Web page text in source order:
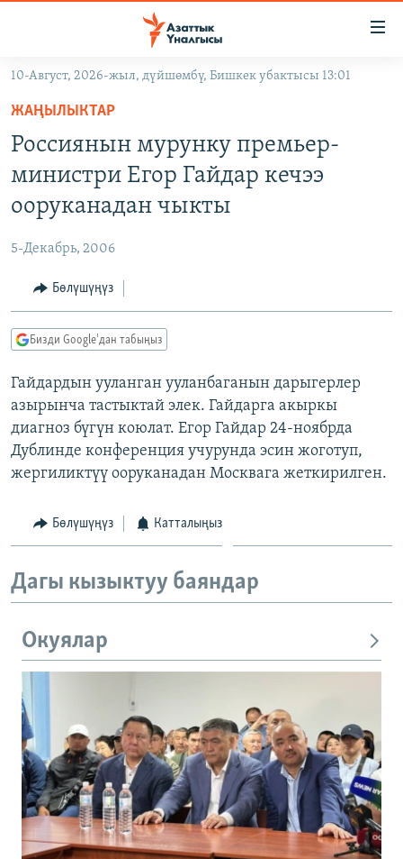
Навигацияга
өтүңүз
Издөөгө
салыңыз
МАДАНИЯТ
ТВ ПРОГРАММАЛАР
БҮГҮН АЗАТТЫКТА
ДАНИСТЕ
ЭЖЕ-СИҢДИЛЕР
АЗАТТЫК+
ЫҢГАЙСЫЗ СУРООЛОР
ПОДКАСТ
ОНЛАЙН ШЕРИНЕ
ЭЕ/АРнун бардык сайттары
10-Август, 2026-жыл, дүйшөмбү, Бишкек убактысы 13:01
ЖАҢЫЛЫКТАР
Россиянын мурунку премьер-
министри Егор Гайдар кечээ
ооруканадан чыкты
5-Декабрь, 2006
Бөлүшүңүз
Бизди Google'дан табыңыз
Гайдардын ууланган ууланбаганын дарыгерлер
азырынча тастыктай элек. Гайдарга акыркы
диагноз бүгүн коюлат. Егор Гайдар 24-ноябрда
Дублинде конференция учурунда эсин жоготуп,
жергиликтүү ооруканадан Москвага жеткирилген.
Бөлүшүңүз Катталыңыз
Дагы кызыктуу баяндар
Окуялар